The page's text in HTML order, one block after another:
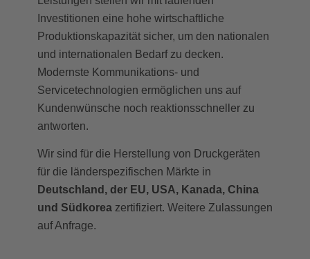
Investitionen eine hohe wirtschaftliche
Produktionskapazität sicher, um den nationalen
und internationalen Bedarf zu decken.
Modernste Kommunikations- und
Servicetechnologien ermöglichen uns auf
Kundenwünsche noch reaktionsschneller zu
antworten.
Wir sind für die Herstellung von Druckgeräten
für die länderspezifischen Märkte in
Deutschland, der EU, USA, Kanada, China
und Südkoreazertifiziert. Weitere Zulassungen
auf Anfrage.